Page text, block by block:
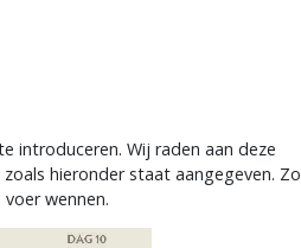
introduceren. Wij raden aan deze
hieronder staat aangegeven. Zo
wennen.